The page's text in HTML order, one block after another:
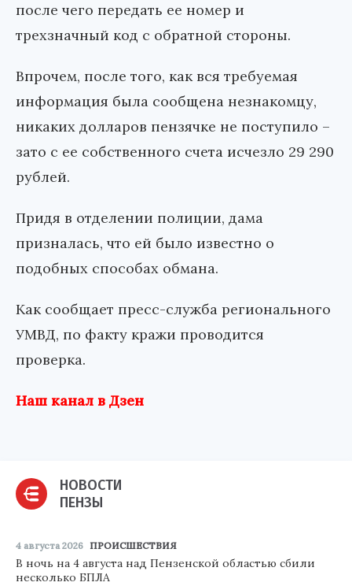
после чего передать ее номер и
трехзначный код с обратной стороны.
Впрочем, после того, как вся требуемая
информация была сообщена незнакомцу,
никаких долларов пензячке не поступило –
зато с ее собственного счета исчезло 29 290
рублей.
Придя в отделении полиции, дама
призналась, что ей было известно о
подобных способах обмана.
Как сообщает пресс-служба регионального
УМВД, по факту кражи проводится
проверка.
Наш канал в Дзен
НОВОСТИ
ПЕНЗЫ
4 августа 2026 ПРОИСШЕСТВИЯ
В ночь на 4 августа над Пензенской областью сбили
несколько БПЛА